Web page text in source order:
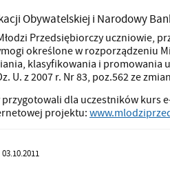
Obywatelskiej i Narodowy
Przedsiębiorczy uczniowie,
określone w rozporządzeniu
klasyfikowania i promowania
U. z 2007 r. Nr 83, poz.562 ze
dla uczestników kurs
projektu: